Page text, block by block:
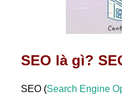
SEO là gì?
SEO (Search Engine